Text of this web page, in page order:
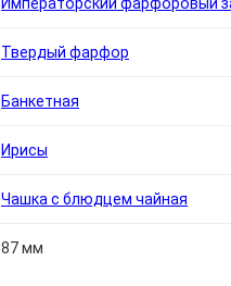
Императорский фарфоровый
Твердый фарфор
Банкетная
Ирисы
Чашка с блюдцем чайная
87 мм